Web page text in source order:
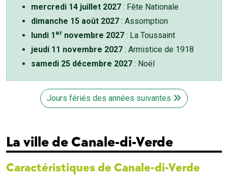
mercredi 14 juillet 2027 : Fête Nationale
dimanche 15 août 2027 : Assomption
lundi 1 er novembre 2027 : La Toussaint
jeudi 11 novembre 2027 : Armistice de 1918
samedi 25 décembre 2027 : Noël
Jours fériés des années suivantes
La ville de Canale-di-Verde
Caractéristiques de Canale-di-Verde